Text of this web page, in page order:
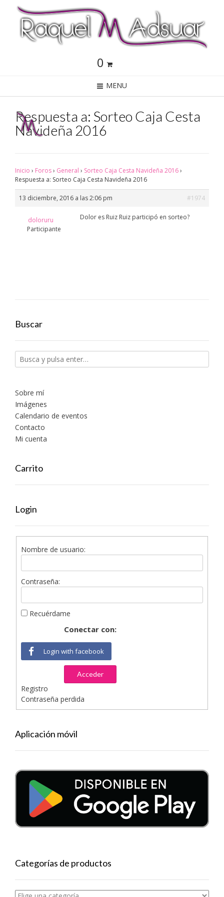
0
MENU
Respuesta a: Sorteo Caja Cesta
Navideña 2016
Inicio › Foros› General › Sorteo Caja Cesta Navideña 2016›
Respuesta a: Sorteo Caja Cesta Navideña 2016
13 diciembre, 2016 a las 2:06 pm #1974
doloruru
Participante
Dolor es Ruiz Ruiz participó en sorteo?
Buscar
Sobre mí
Imágenes
Calendario de eventos
Contacto
Mi cuenta
Carrito
Login
Nombre de usuario:
Contraseña:
Recuérdame
Conectar con:
Login with facebook
Acceder
Registro
Contraseña perdida
Aplicación móvil
Categorías de productos